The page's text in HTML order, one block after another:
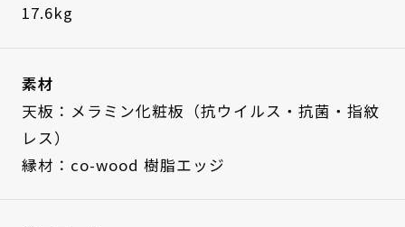
17.6kg
素材
天板：メラミン化粧板（抗ウイルス・抗菌・指紋
レス）
縁材：co-wood 樹脂エッジ